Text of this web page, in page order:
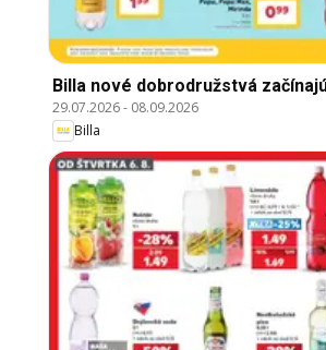
Billa nové dobrodružstvá
29.07.2026- 08.09.2026
Billa